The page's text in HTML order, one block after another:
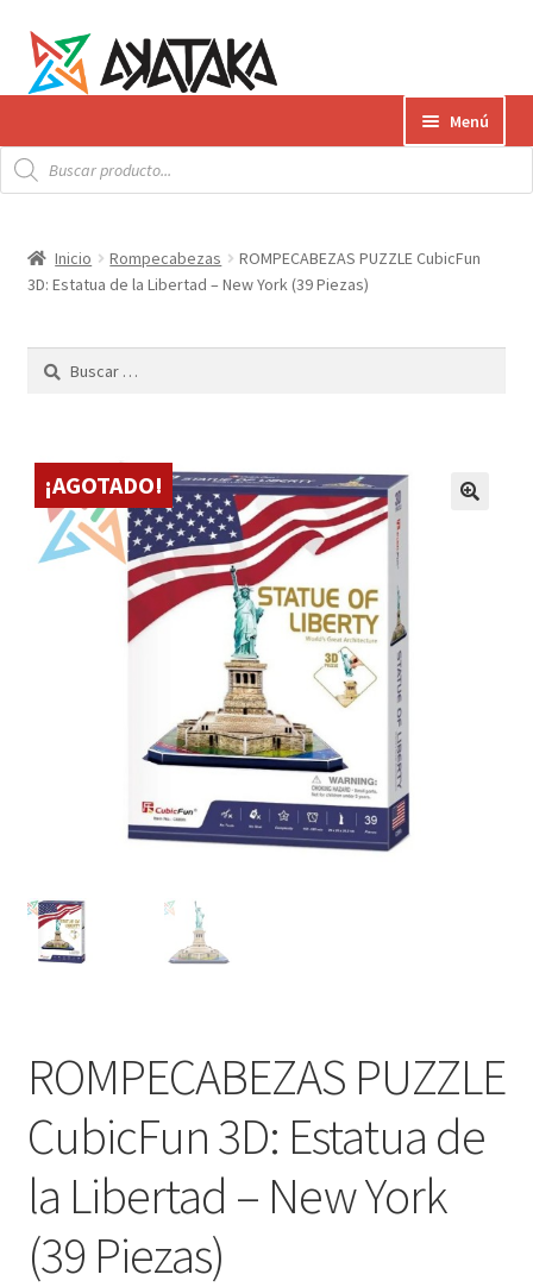
la
navegación
contenido
Menú
Productos
el
hijo
Envíos
AKATAKA BOOKS
Mi cuenta
Búsqueda
de
productos
Inicio Rompecabezas
ROMPECABEZAS PUZZLE CubicFun
3D: Estatua de la Libertad – New York (39 Piezas)
¡AGOTADO!
ROMPECABEZAS PUZZLE
CubicFun 3D: Estatua de
la Libertad – New York
(39 Piezas)
Buscar: